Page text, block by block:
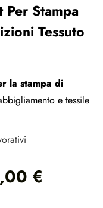
Stampa
Tessuto
la stampa di
e tessile
€